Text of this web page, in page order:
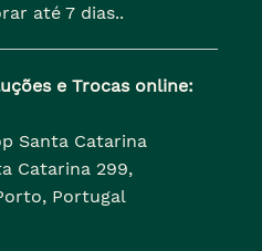
até 7 dias..
e Trocas online:
Santa Catarina
Catarina 299,
Portugal